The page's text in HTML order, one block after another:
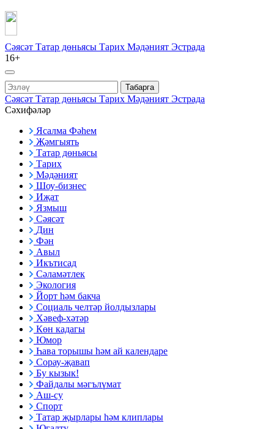
Сәясәт Татар дөньясы Тарих Мәдәният Эстрада
16+
Табарга
Сәясәт Татар дөньясы Тарих Мәдәният Эстрада
Сәхифәләр
Ясалма Фәһем
Җәмгыять
Татар дөньясы
Тарих
Мәдәният
Шоу-бизнес
Иҗат
Язмыш
Сәясәт
Дин
Фән
Авыл
Икътисад
Сәламәтлек
Экология
Йорт һәм бакча
Социаль челтәр йолдызлары
Хәвеф-хәтәр
Көн кадагы
Юмор
Һава торышы һәм ай календаре
Сорау-җавап
Бу кызык!
Файдалы мәгълүмат
Аш-су
Спорт
Татар җырлары һәм клиплары